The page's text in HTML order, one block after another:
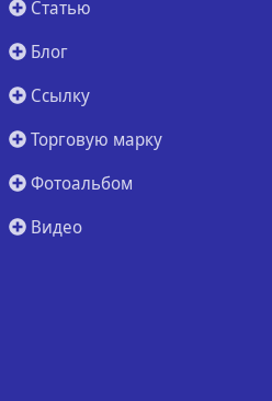
Статью
Блог
Ссылку
Торговую марку
Фотоальбом
Видео